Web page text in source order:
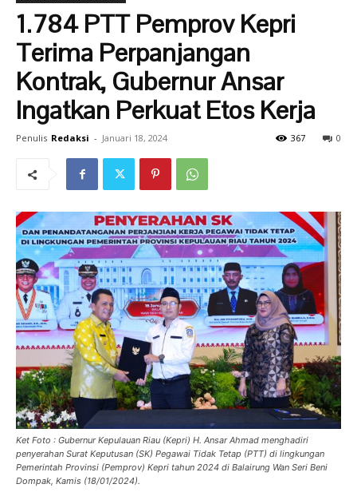
1.784 PTT Pemprov Kepri
Terima Perpanjangan
Kontrak, Gubernur Ansar
Ingatkan Perkuat Etos Kerja
Penulis Redaksi - Januari 18, 2024 0
367
Ket Foto : Gubernur Kepulauan Riau (Kepri) H. Ansar Ahmad menghadiri
penyerahan Surat Keputusan (SK) Pegawai Tidak Tetap (PTT) di lingkungan
Pemerintah Provinsi (Pemprov) Kepri tahun 2024 di Balairung Wan Seri Beni
Dompak, Kamis (18/01/2024).